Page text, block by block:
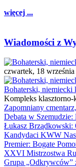
więcej ...
Wiadomości z
czwartek, 18
Bohaterski, niemiecki
Kompleks klasztorno-
Zapomniany
Debata w
Łukasz Brządkowski:
Kandydaci KWW
Premier: Bogate
XXVI Mistrzostwa
Grupa „Odkrywców”